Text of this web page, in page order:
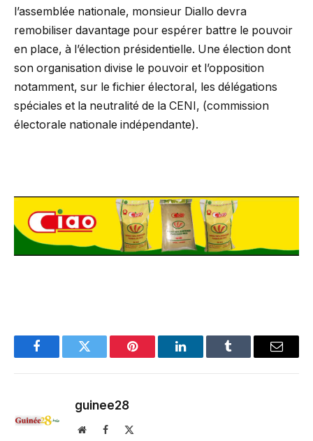
l’assemblée nationale, monsieur Diallo devra
remobiliser davantage pour espérer battre le pouvoir
en place, à l’élection présidentielle. Une élection dont
son organisation divise le pouvoir et l’opposition
notamment, sur le fichier électoral, les délégations
spéciales et la neutralité de la CENI, (commission
électorale nationale indépendante).
FacebookTwitter Pinterest LinkedInTumblr Email
guinee28
WebsiteFacebook